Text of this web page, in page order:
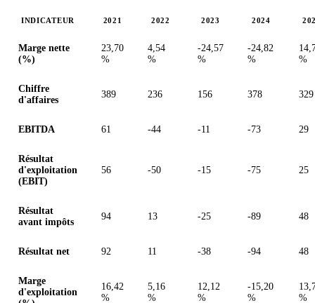
INDICATEUR 2021 2022 2023 2024
Marge nette
(%)
23,70
%
4,54
%
-24,57
%
-24,82
%
%
Chiffre
d'affaires
389 236 156 378 329
EBITDA 61 -44 -11 -73 29
Résultat
d'exploitation
(EBIT)
56 -50 -15 -75 25
Résultat
avant impôts
94 13 -25 -89 48
Résultat net 92 11 -38 -94 48
Marge
d'exploitation
16,42
%
5,16
%
12,12
%
-15,20
%
%